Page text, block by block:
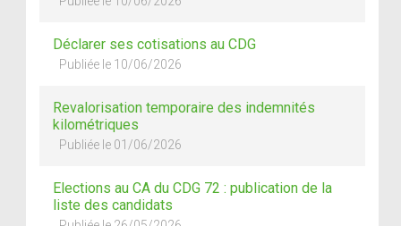
Déclarer ses cotisations au CDG
Publiée le 10/06/2026
Revalorisation temporaire des indemnités
kilométriques
Publiée le 01/06/2026
Elections au CA du CDG 72 : publication de la
liste des candidats